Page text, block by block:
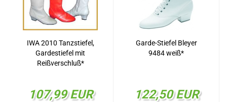
IWA 2010 Tanzstiefel,
Gardestiefel mit
Reißverschluß*
107,99 EUR
Garde-Stiefel Bleyer
9484 weiß*
122,50 EUR